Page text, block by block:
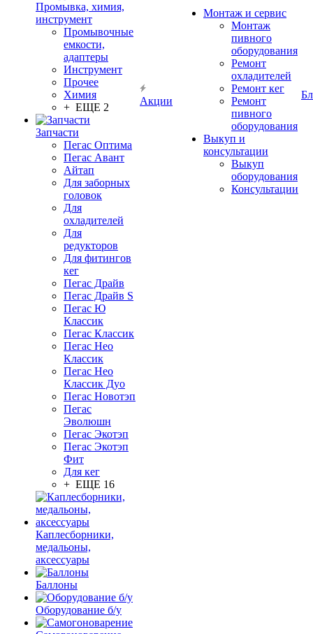
Промывка, химия,
инструмент
Промывочные
емкости,
адаптеры
Инструмент
Прочее
Химия
+ ЕЩЕ 2
Запчасти
Пегас Оптима
Пегас Авант
Айтап
Для заборных
головок
Для
охладителей
Для
редукторов
Для фитингов
кег
Пегас Драйв
Пегас Драйв S
Пегас Ю
Классик
Пегас Классик
Пегас Нео
Классик
Пегас Нео
Классик Дуо
Пегас Новотэп
Пегас
Эволюшн
Пегас Экотэп
Пегас Экотэп
Фит
Для кег
+ ЕЩЕ 16
Каплесборники,
медальоны,
аксессуары
Баллоны
Оборудование б/у
Акции
Монтаж и сервис
Монтаж
пивного
оборудования
Ремонт
охладителей
Ремонт кег
Ремонт
пивного
оборудования
Выкуп и
консультации
Выкуп
оборудования
Консультации